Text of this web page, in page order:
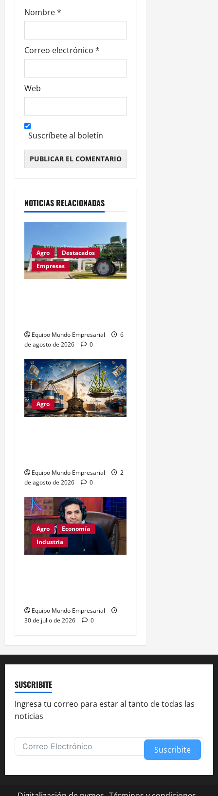
Nombre*
Correo electrónico *
Web
Suscríbete al boletín
NOTICIAS RELACIONADAS
Agro
Destacados
Empresas
Equipo Mundo Empresarial
6
de agosto de 2026
0
Agro
Equipo Mundo Empresarial
2
de agosto de 2026
0
Agro
Economía
Industria
Equipo Mundo Empresarial
30 de julio de 2026
0
SUSCRIBITE
Ingresa tu correo para estar al tanto de todas las
noticias
Suscribite